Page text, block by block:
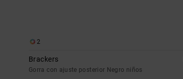
2
Brackers
Gorra con ajuste posterior Negro niños